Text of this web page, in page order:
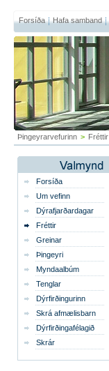
Forsíða Hafa samband
Þingeyrarvefurinn > Fréttir
Forsíða
Um vefinn
Dýrafjarðardagar
Fréttir
Greinar
Þingeyri
Myndaalbúm
Tenglar
Dýrfirðingurinn
Skrá afmælisbarn
Dýrfirðingafélagið
Skrár